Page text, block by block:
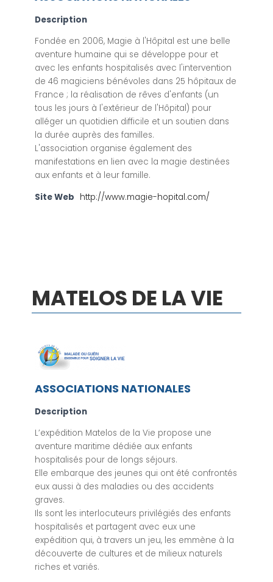
Description
Fondée en 2006, Magie à l'Hôpital est une belle
aventure humaine qui se développe pour et
avec les enfants hospitalisés avec l'intervention
de 46 magiciens bénévoles dans 25 hôpitaux de
France ; la réalisation de rêves d'enfants (un
tous les jours à l'extérieur de l'Hôpital) pour
alléger un quotidien difficile et un soutien dans
la durée auprès des familles.
L'association organise également des
manifestations en lien avec la magie destinées
aux enfants et à leur famille.
Site Web http://www.magie-hopital.com/
MATELOS DE LA VIE
ASSOCIATIONS NATIONALES
Description
L’expédition Matelos de la Vie propose une
aventure maritime dédiée aux enfants
hospitalisés pour de longs séjours.
Elle embarque des jeunes qui ont été confrontés
eux aussi à des maladies ou des accidents
graves.
Ils sont les interlocuteurs privilégiés des enfants
hospitalisés et partagent avec eux une
expédition qui, à travers un jeu, les emmène à la
découverte de cultures et de milieux naturels
riches et variés.